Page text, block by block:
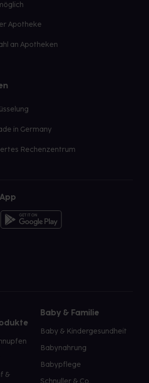
Apotheke
an Apotheken
in Germany
Rechenzentrum
&
Baby & Familie
Baby & Kindergesundheit
Babynahrung
Babypflege